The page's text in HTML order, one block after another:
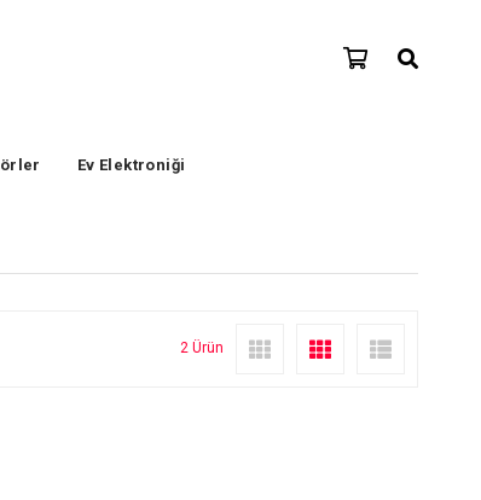
Ev Elektroniği
2 Ürün